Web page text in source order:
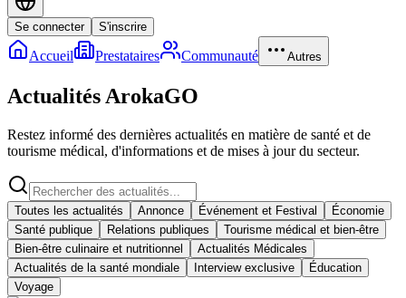
Se connecter S'inscrire
Accueil Prestataires Communauté Autres
Actualités ArokaGO
Restez informé des dernières actualités en matière de santé et de
tourisme médical, d'informations et de mises à jour du secteur.
Toutes les actualités Annonce Événement et Festival
Économie
Santé publique
Relations publiques
Tourisme médical et bien-être
Bien-être culinaire et nutritionnel
Actualités Médicales
Actualités de la santé mondiale
Interview exclusive
Éducation
Voyage